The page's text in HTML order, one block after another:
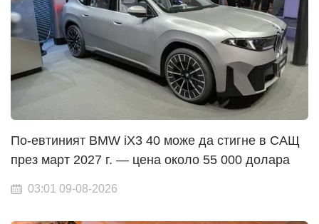
По-евтиният BMW iX3 40 може да стигне в САЩ
през март 2027 г. — цена около 55 000 долара
03:01 09-08-2026